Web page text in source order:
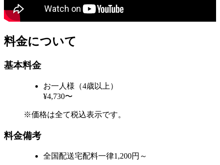
料金について
基本料金
お一人様（4歳以上）
¥4,730〜
※価格は全て税込表示です。
料金備考
全国配送宅配料一律1,200円～